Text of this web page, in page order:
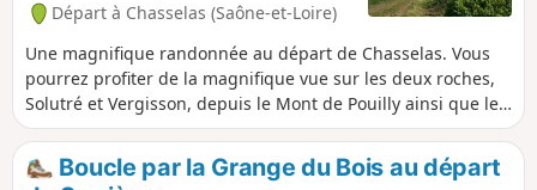
Départ à Chasselas (Saône-et-Loire)
Une magnifique randonnée au départ de Chasselas. Vous
pourrez profiter de la magnifique vue sur les deux roches,
Solutré et Vergisson, depuis le Mont de Pouilly ainsi que les
beaux chemins de la grange du bois. Vous découvrirez le
paysage viticole ainsi que les champs et forêts de la région
avec la Grange du Bois. Une randonnée sportive qui ravira
Boucle par la Grange du Bois au départ